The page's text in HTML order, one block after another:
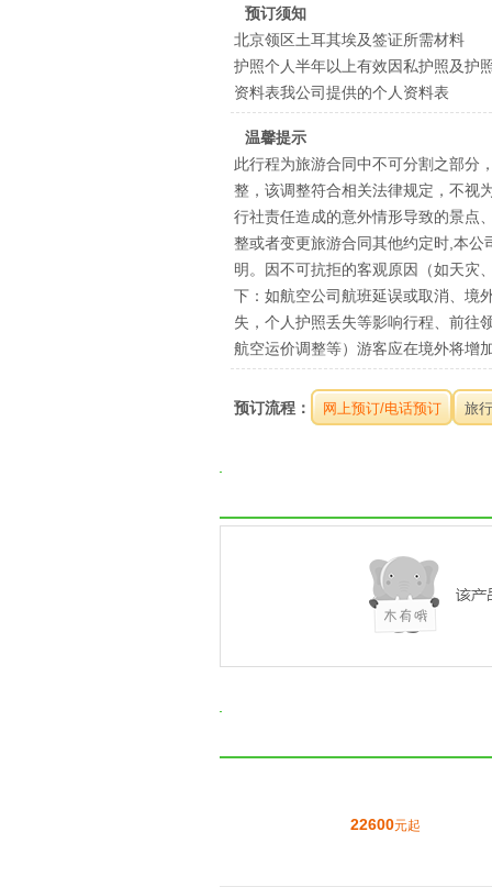
预订须知
北京领区土耳其埃及签证所需材料
护照个人半年以上有效因私护照及护
资料表我公司提供的个人资料表
温馨提示
此行程为旅游合同中不可分割之部分
整，该调整符合相关法律规定，不视
行社责任造成的意外情形导致的景点
整或者变更旅游合同其他约定时,本
明。因不可抗拒的客观原因（如天灾
下：如航空公司航班延误或取消、境
失，个人护照丢失等影响行程、前往
航空运价调整等）游客应在境外将增
预订流程： 网上预订/电话预订 旅
22600元起